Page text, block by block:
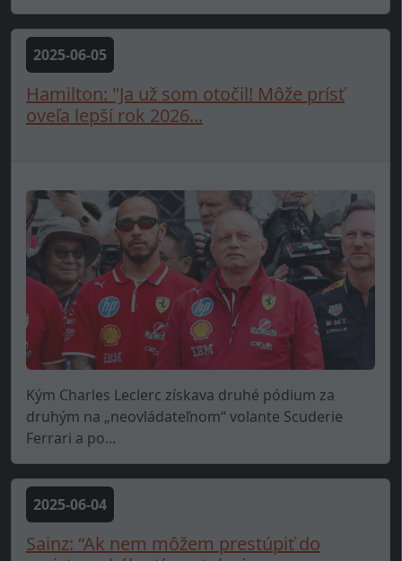
2025-06-05
Hamilton: "Ja už som otočil! Môže prísť
oveľa lepší rok 2026...
Kým Charles Leclerc získava druhé pódium za
druhým na „neovládateľnom“ volante Scuderie
Ferrari a po...
2025-06-04
Sainz: “Ak nem môžem prestúpiť do